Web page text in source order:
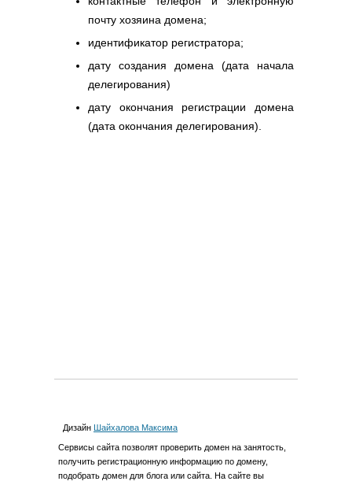
почту хозяина домена;
идентификатор регистратора;
дату создания домена (дата начала
делегирования)
дату окончания регистрации домена
(дата окончания делегирования).
Дизайн Шайхалова Максима
Cервиcы сайта позволят проверить домен на занятость,
получить регистрационную информацию по домену,
подобрать домен для блога или сайта. На сайте вы